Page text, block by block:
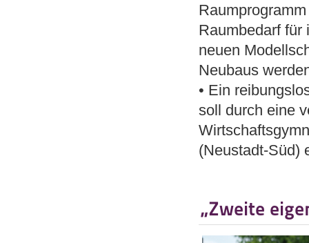
Raumbedarf für
neuen
Neubaus
• Ein
soll durch eine
(Neustadt-Süd)
„Zweite